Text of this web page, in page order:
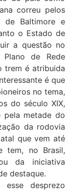
correu pelos
de Baltimore e
o Estado de
a questão no
Plano de Rede
trem é atribuida
é que
no tema,
do século XIX,
pela metade do
da rodovia
que vem até
tem, no Brasil,
da iniciativa
destaque.
desprezo